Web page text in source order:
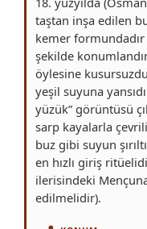
taştan inşa edilen
kemer
şekilde
öylesine
yeşil suyuna
yüzük” görüntüsü
sarp kayalarla
buz gibi suyun
en hızlı giriş
ilerisindeki
edilmelidir).